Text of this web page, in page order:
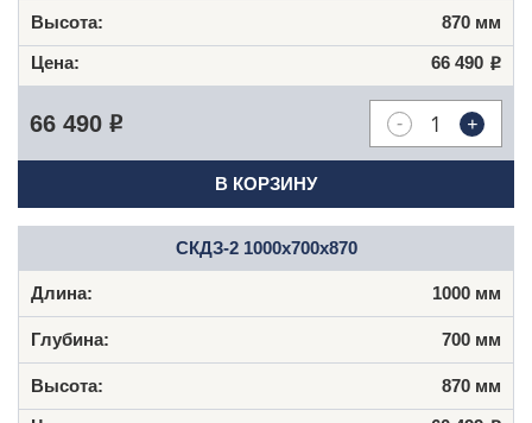
870 мм
66 490 Р
- +
66 490 Р
В КОРЗИНУ
СКДЗ-2 1000x700x870
1000 мм
700 мм
870 мм